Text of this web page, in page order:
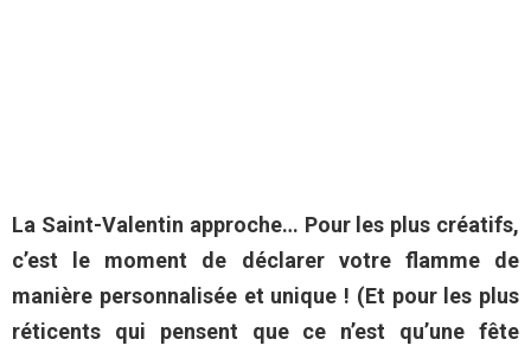
La Saint-Valentin approche… Pour les plus créatifs,
c’est le moment de déclarer votre flamme de
manière personnalisée et unique ! (Et pour les plus
réticents qui pensent que ce n’est qu’une fête